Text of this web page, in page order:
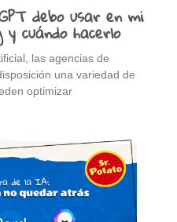
debo usar en mi
cuándo hacerlo
las agencias de
una variedad de
optimizar